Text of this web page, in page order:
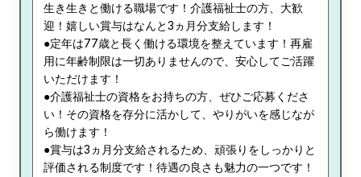
生き生きと働ける職場です！介護福祉士の方、大歓
迎！嬉しい賞与はなんと3ヵ月分支給します！
●定年は77歳と長く働ける環境を整えています！再雇
用に年齢制限は一切ありませんので、安心してご活躍
いただけます！
●介護福祉士の資格をお持ちの方、ぜひご応募くださ
い！その資格を存分に活かして、やりがいを感じなが
ら働けます！
●賞与は3ヵ月分支給されるため、頑張りをしっかりと
評価される制度です！待遇の良さも魅力の一つです！